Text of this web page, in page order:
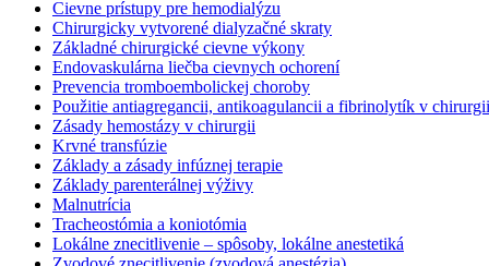
Cievne prístupy pre hemodialýzu
Chirurgicky vytvorené dialyzačné skraty
Základné chirurgické cievne výkony
Endovaskulárna liečba cievnych ochorení
Prevencia tromboembolickej choroby
Použitie antiagregancii, antikoagulancii a fibrinolytík v chirurgii
Zásady hemostázy v chirurgii
Krvné transfúzie
Základy a zásady infúznej terapie
Základy parenterálnej výživy
Malnutrícia
Tracheostómia a koniotómia
Lokálne znecitlivenie – spôsoby, lokálne anestetiká